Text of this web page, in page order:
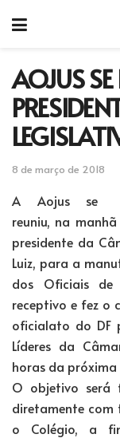
AOJUS
8 de março de 2018
A Aojus se
reuniu, na
presidente da
Luiz, para a
dos Oficiais
receptivo e fez o
oficialato do DF
Líderes da
horas da
O objetivo será
diretamente com
o Colégio, a